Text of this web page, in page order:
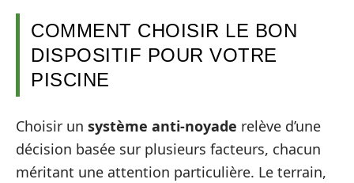
COMMENT CHOISIR LE BON
DISPOSITIF POUR VOTRE
PISCINE
Choisir un système anti-noyade relève d’une
décision basée sur plusieurs facteurs, chacun
méritant une attention particulière. Le terrain,